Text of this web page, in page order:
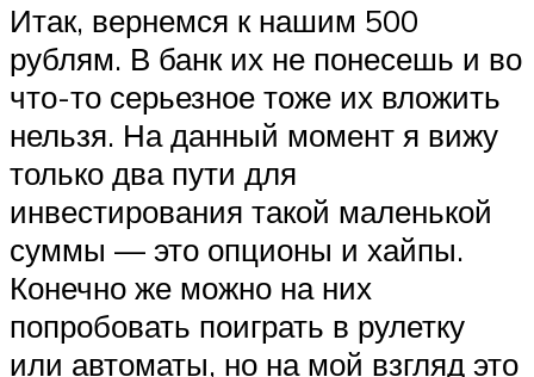
Итак, вернемся к нашим 500
рублям. В банк их не понесешь и во
что-то серьезное тоже их вложить
нельзя. На данный момент я вижу
только два пути для
инвестирования такой маленькой
суммы — это опционы и хайпы.
Конечно же можно на них
попробовать поиграть в рулетку
или автоматы, но на мой взгляд это